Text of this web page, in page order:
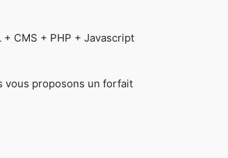
CMS + PHP + Javascript
vous proposons un forfait